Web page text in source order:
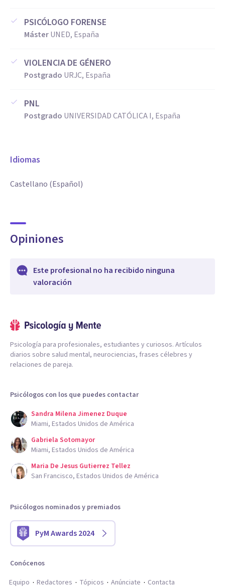
PSICÓLOGO FORENSE
MásterUNED, España
VIOLENCIA DE GÉNERO
Postgrado URJC, España
PNL
Postgrado UNIVERSIDAD CATÓLICA I, España
Idiomas
Castellano (Español)
Opiniones
Este profesional no ha recibido ninguna
valoración
Psicología para profesionales, estudiantes y curiosos. Artículos
diarios sobre salud mental, neurociencias, frases célebres y
relaciones de pareja.
Psicólogos con los que puedes contactar
Sandra Milena Jimenez Duque
Miami, Estados Unidos de América
Gabriela Sotomayor
Miami, Estados Unidos de América
Maria De Jesus Gutierrez Tellez
San Francisco, Estados Unidos de América
Psicólogos nominados y premiados
PyM Awards 2024
Conócenos
Equipo
Redactores Tópicos Anúnciate Contacta